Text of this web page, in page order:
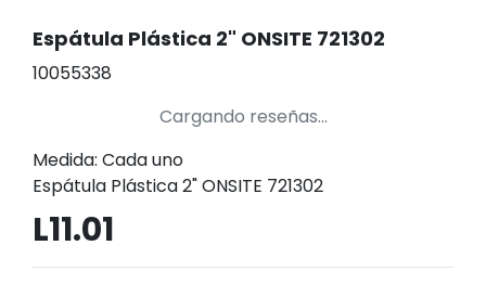
Espátula Plástica 2" ONSITE 721302
10055338
Cargando reseñas...
Medida: Cada uno
Espátula Plástica 2" ONSITE 721302
L11.01